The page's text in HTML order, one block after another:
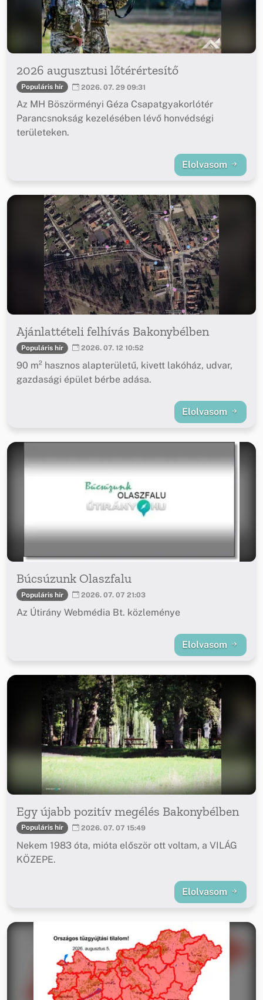
2026 augusztusi lőtérértesítő
Populáris hír 2026. 07. 29 09:31
Az MH Böszörményi Géza Csapatgyakorlótér
Parancsnokság kezelésében lévő honvédségi
területeken.
Elolvasom
Ajánlattételi felhívás Bakonybélben
Populáris hír 2026. 07. 12 10:52
90 m² hasznos alapterületű, kivett lakóház, udvar,
gazdasági épület bérbe adása.
Elolvasom
Búcsúzunk Olaszfalu
Populáris hír 2026. 07. 07 21:03
Az Útirány Webmédia Bt. közleménye
Elolvasom
Egy újabb pozitív megélés Bakonybélben
Populáris hír 2026. 07. 07 15:49
Nekem 1983 óta, mióta először ott voltam, a VILÁG
KÖZEPE.
Elolvasom